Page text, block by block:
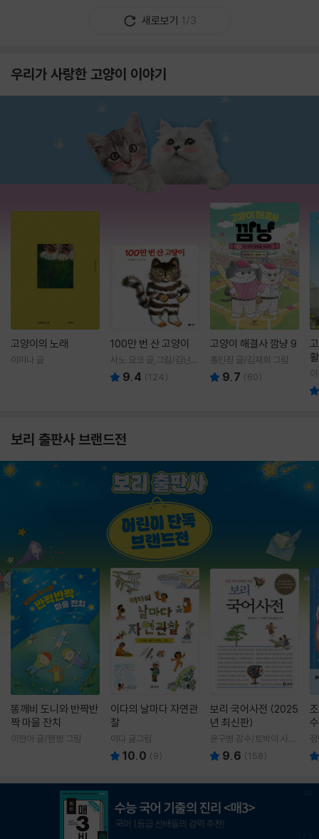
새로보기 1/3
우리가 사랑한 고양이 이야기
고양이의 노래
이미나 글
100만 번 산 고양이
사노 요코 글,그림/김난주
역 9.4 (124)
고양이 해결사 깜냥 9
홍민정 글/김재희 그림
9.7 (60)
보리 출판사 브랜드전
똥깨비 도니와 반짝반
짝 마을 잔치
이현아 글/핸짱 그림
이다의 날마다 자연관
찰
이다 글그림
10.0 (9)
보리 국어사전 (2025
년 최신판)
윤구병 감수/토박이 사전
편찬실 편
9.6 (158)